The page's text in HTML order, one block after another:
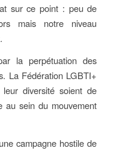
sur ce point : peu de
mais notre niveau
la perpétuation des
La Fédération LGBTI+
diversité soient de
au sein du mouvement
campagne hostile de